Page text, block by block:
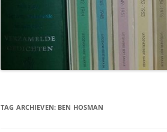
TAG ARCHIEVEN: BEN HOSMAN